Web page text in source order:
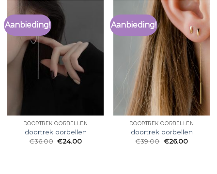
Aanbieding!
DOORTREK OORBELLEN
doortrek oorbellen
€36.00 €24.00
Aanbieding!
DOORTREK OORBELLEN
doortrek oorbellen
€39.00 €26.00